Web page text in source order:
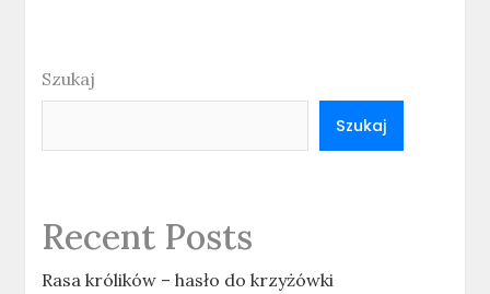
Szukaj
Szukaj
Recent Posts
Rasa królików – hasło do krzyżówki